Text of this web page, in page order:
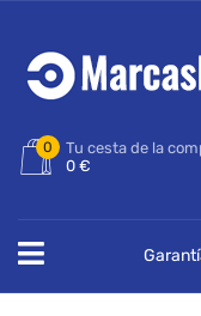
0
Tu cesta de la
0 €